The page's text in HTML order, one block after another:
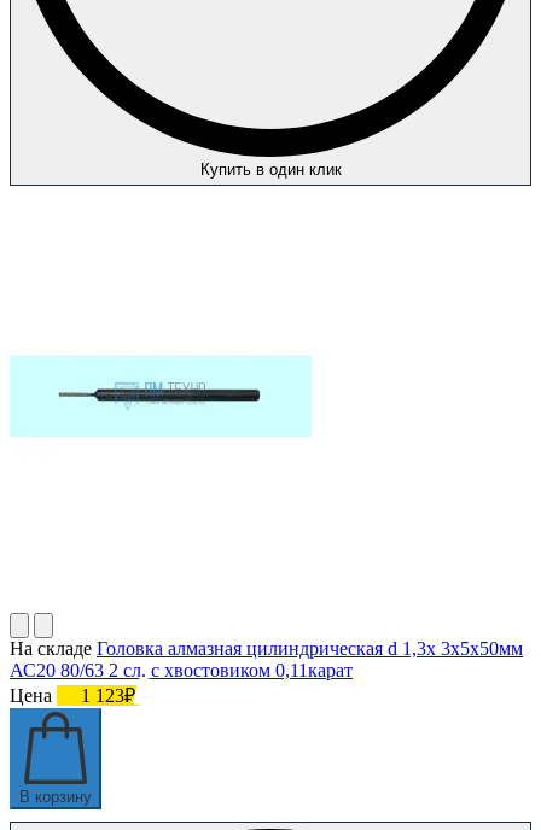
Купить в один клик
На складе Головка алмазная цилиндрическая d 1,3х 3х5х50мм
АС20 80/63 2 сл. с хвостовиком 0,11карат
Цена
1 123₽
В корзину